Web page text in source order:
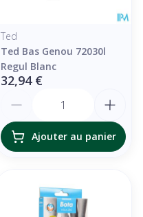
Ted
Ted Bas Genou 72030l
Regul Blanc
32,94 €
Ajouter au panier